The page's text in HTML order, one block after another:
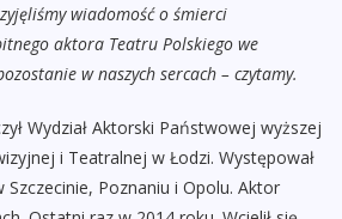
wiadomość o śmierci
aktora Teatru Polskiego we
w naszych sercach – czytamy.
Wydział Aktorski Państwowej wyższej
i Teatralnej w Łodzi. Występował
Poznaniu i Opolu. Aktor